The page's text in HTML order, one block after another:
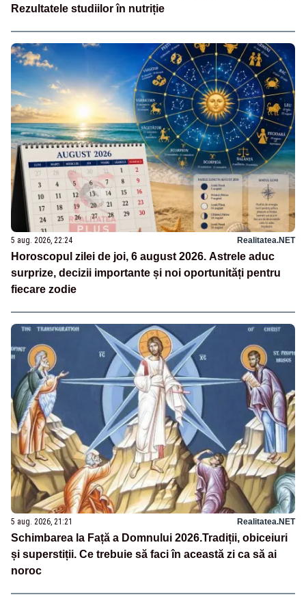
Rezultatele studiilor în nutriție
5 aug. 2026, 22:24 Realitatea.NET
Horoscopul zilei de joi, 6 august 2026. Astrele aduc
surprize, decizii importante și noi oportunități pentru
fiecare zodie
5 aug. 2026, 21:21 Realitatea.NET
Schimbarea la Față a Domnului 2026.Tradiții, obiceiuri
și superstiții. Ce trebuie să faci în această zi ca să ai
noroc